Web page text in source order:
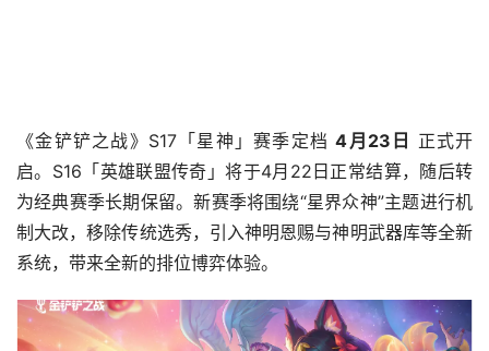
《金铲铲之战》S17「星神」赛季定档 4月23日
​ 正式开
启。S16「英雄联盟传奇」将于4月22日正常结算，随后转
为经典赛季长期保留。新赛季将围绕“星界众神”主题进行机
制大改，移除传统选秀，引入神明恩赐与神明武器库等全新
系统，带来全新的排位博弈体验。